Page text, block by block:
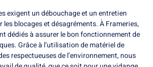
exigent un débouchage et un entretien
les blocages et désagréments. À Frameries,
dédiés à assurer le bon fonctionnement de
Grâce à l’utilisation de matériel de
respectueuses de l’environnement, nous